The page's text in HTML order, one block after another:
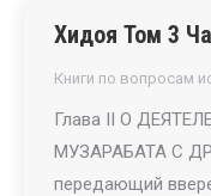
Хидоя Том 3
Книги по вопросам
Глава II О
МУЗАРАБАТА С
передающий